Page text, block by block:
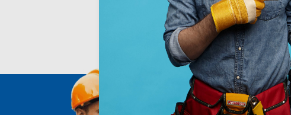
Geen producten